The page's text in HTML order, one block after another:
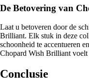
De Betovering van
Laat u betoveren door de
Brilliant. Elk stuk in deze
schoonheid te accentueren
Chopard Wish Brilliant
Conclusie